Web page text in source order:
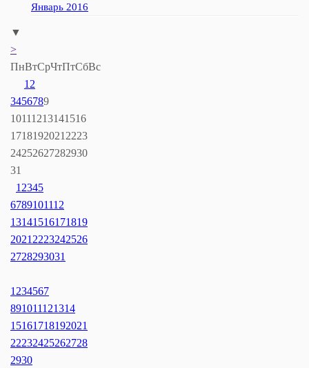
Январь 2016
▼
>
ПнВтСрЧтПтСбВс
1 2
3456789
10111213141516
1718192021 2223
24252627282930
31
1 2345
6789101112
13141516171819
2021 2223242526
2728293031
1 234567
891011121314
15161718192021
22232425262728
2930